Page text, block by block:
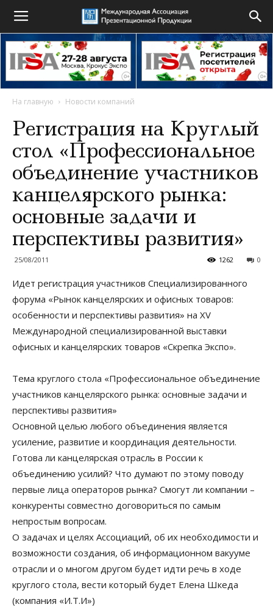
На главную Новости компаний
Регистрация на Круглый
стол «Профессиональное
объединение участников
канцелярского рынка:
основные задачи и
перспективы развития»
25/08/2011 0
1262
Идет регистрация участников Специализированного
форума «Рынок канцелярских и офисных товаров:
особенности и перспективы развития» на XV
Международной специализированной выставки
офисных и канцелярских товаров «Скрепка Экспо».
Тема круглого стола «Профессиональное объединение
участников канцелярского рынка: основные задачи и
перспективы развития»
Основной целью любого объединения является
усиление, развитие и координация деятельности.
Готова ли канцелярская отрасль в России к
объединению усилий? Что думают по этому поводу
первые лица операторов рынка? Смогут ли компании –
конкуренты совместно договориться по самым
непростым вопросам.
О задачах и целях Ассоциаций, об их необходимости и
возможности создания, об информационном вакууме
отрасли и о многом другом будет идти речь в ходе
круглого стола, вести который будет Елена Шкеда
(компания «И.Т.И»)